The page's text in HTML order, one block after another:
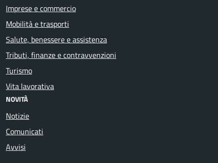
Imprese e commercio
Mobilità e trasporti
Salute, benessere e assistenza
Tributi, finanze e contravvenzioni
Turismo
Vita lavorativa
NOVITÀ
Notizie
Comunicati
Avvisi